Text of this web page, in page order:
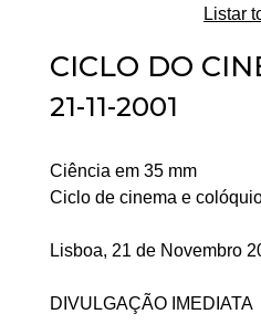
Listar
CICLO DO
21-11-2001
Ciência em 35 mm
Ciclo de cinema e
Lisboa, 21 de Novembro
DIVULGAÇÃO IMEDIATA